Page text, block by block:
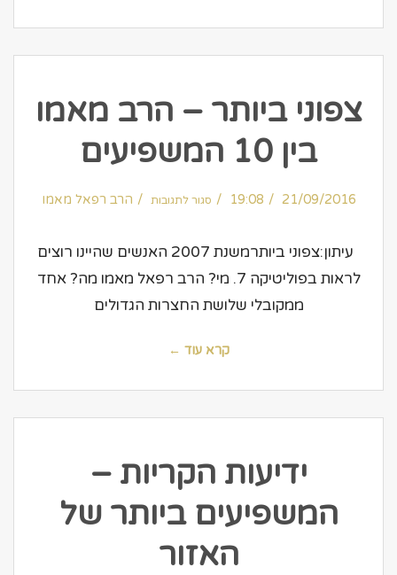
צפוני ביותר – הרב מאמו
בין 10 המשפיעים
21/09/2016
19:08 סגור לתגובות צפוני
ביותר
10
המשפיעים
הרב רפאל מאמו
עיתון:צפוני ביותרמשנת 2007 האנשים שהיינו רוצים
לראות בפוליטיקה 7. מי? הרב רפאל מאמו מה? אחד
ממקובלי שלושת החצרות הגדולים
קרא עוד ←
ידיעות הקריות –
המשפיעים ביותר של
האזור